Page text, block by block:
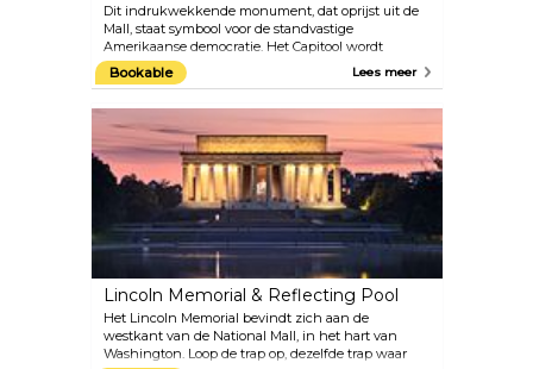
Dit indrukwekkende monument, dat oprijst uit de
Mall, staat symbool voor de standvastige
Amerikaanse democratie. Het Capitool wordt
beschouwd als een belangrijk museum en getuigt
van de Amerikaanse regeringsbekwaamheid. Het
toeristen en trekt jaarlijks miljoenen bezoekers aan.
Het Capitol Visitor Center maakt het Capitool nog
toegankelijker voor bezoekers en biedt een
educatieve omgeving met inzicht in de
geschiedenis en ontwikkeling van het gebouw.
Bookable Lees meer
Lincoln Memorial & Reflecting Pool
Het Lincoln Memorial bevindt zich aan de
westkant van de National Mall, in het hart van
Washington. Loop de trap op, dezelfde trap waar